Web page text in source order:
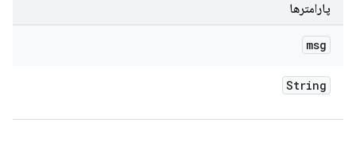
پارامترها
msg
String